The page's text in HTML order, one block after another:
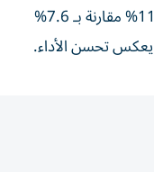
واتسع هامش الربح الإجمالي ليصل إلى 11% مقارنة بـ 7.6%
يعكس تحسن الأداء.